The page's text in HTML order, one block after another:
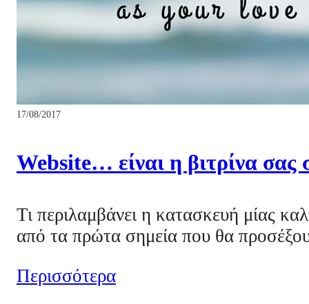
17/08/2017
Website… είναι η βιτρίνα σας
Τι περιλαμβάνει η κατασκευή μίας
από τα πρώτα σημεία που θα
Περισσότερα